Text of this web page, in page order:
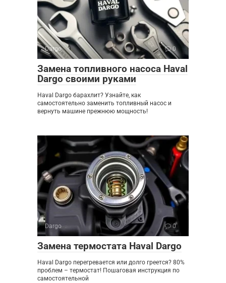
Dargo 0
Замена топливного насоса Haval
Dargo своими руками
Haval Dargo барахлит? Узнайте, как
самостоятельно заменить топливный насос и
вернуть машине прежнюю мощность!
Dargo 0
Замена термостата Haval Dargo
Haval Dargo перегревается или долго греется? 80%
проблем – термостат! Пошаговая инструкция по
самостоятельной